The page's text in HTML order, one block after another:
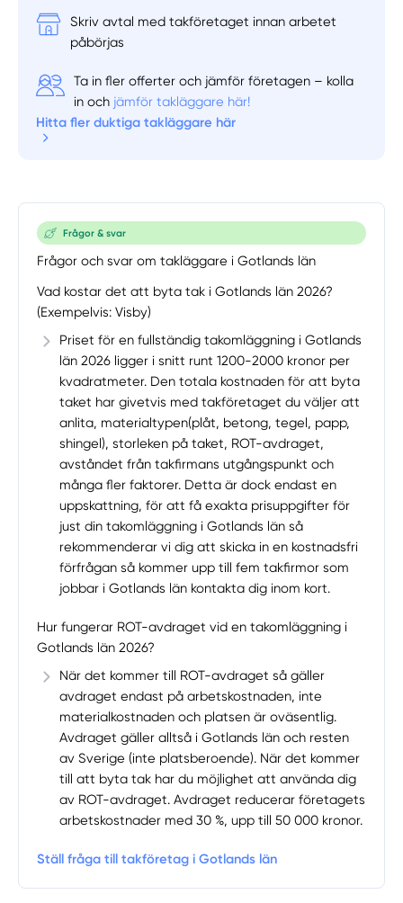
Skriv avtal med takföretaget innan arbetet
påbörjas
Ta in fler offerter och jämför företagen – kolla
in och jämför takläggare här!
Hitta fler duktiga takläggare här
Frågor & svar
Frågor och svar om takläggare i Gotlands län
Vad kostar det att byta tak i Gotlands län 2026?
(Exempelvis: Visby)
Priset för en fullständig takomläggning i Gotlands
län 2026 ligger i snitt runt 1200-2000 kronor per
kvadratmeter. Den totala kostnaden för att byta
taket har givetvis med takföretaget du väljer att
anlita, materialtypen(plåt, betong, tegel, papp,
shingel), storleken på taket, ROT-avdraget,
avståndet från takfirmans utgångspunkt och
många fler faktorer. Detta är dock endast en
uppskattning, för att få exakta prisuppgifter för
just din takomläggning i Gotlands län så
rekommenderar vi dig att skicka in en kostnadsfri
förfrågan så kommer upp till fem takfirmor som
jobbar i Gotlands län kontakta dig inom kort.
Hur fungerar ROT-avdraget vid en takomläggning i
Gotlands län 2026?
När det kommer till ROT-avdraget så gäller
avdraget endast på arbetskostnaden, inte
materialkostnaden och platsen är oväsentlig.
Avdraget gäller alltså i Gotlands län och resten
av Sverige (inte platsberoende). När det kommer
till att byta tak har du möjlighet att använda dig
av ROT-avdraget. Avdraget reducerar företagets
arbetskostnader med 30 %, upp till 50 000 kronor.
Ställ fråga till takföretag i Gotlands län